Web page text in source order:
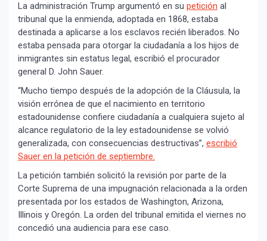
La administración Trump argumentó en su petición al
tribunal que la enmienda, adoptada en 1868, estaba
destinada a aplicarse a los esclavos recién liberados. No
estaba pensada para otorgar la ciudadanía a los hijos de
inmigrantes sin estatus legal, escribió el procurador
general D. John Sauer.
“Mucho tiempo después de la adopción de la Cláusula, la
visión errónea de que el nacimiento en territorio
estadounidense confiere ciudadanía a cualquiera sujeto al
alcance regulatorio de la ley estadounidense se volvió
generalizada, con consecuencias destructivas”, escribió
Sauer en la petición de septiembre.
La petición también solicitó la revisión por parte de la
Corte Suprema de una impugnación relacionada a la orden
presentada por los estados de Washington, Arizona,
Illinois y Oregón. La orden del tribunal emitida el viernes no
concedió una audiencia para ese caso.